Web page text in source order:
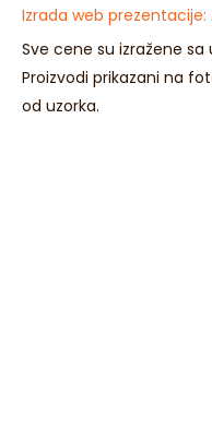
Izrada web prezentacije:
Sve cene su izražene
Proizvodi prikazani na
od uzorka.